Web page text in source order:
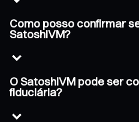
Como posso confirmar
SatoshiVM?
O SatoshiVM pode ser
fiduciária?